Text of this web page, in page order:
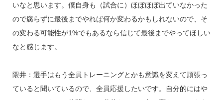
いなと思います。僕自身も（試合に）ほぼほぼ出ていなかった
ので腐らずに最後までやれば何か変わるかもしれないので、そ
の変わる可能性が1%でもあるなら信じて最後までやってほしい
なと感じます。
隈井：選手はもう全員トレーニングとかも意識を変えて頑張っ
ていると聞いているので、全員応援したいです。自分的にはや